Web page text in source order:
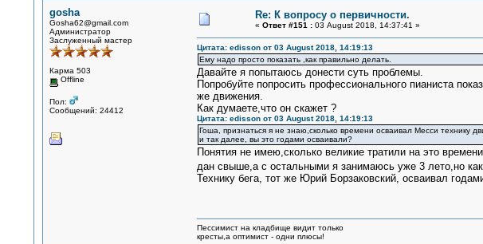
gosha
Gosha62@gmail.com
Администратор
Заслуженный мастер
Карма 503
Offline
Пол:
Сообщений: 24412
Re: К вопросу о первичности.
« Ответ #151 :03 August 2018, 14:37:41 »
Цитата: edisson от 03 August 2018, 14:19:13
Ему надо просто показать ,как правильно делать.
Давайте я попытаюсь донести суть проблемы.
Попробуйте попросить профессионального пианиста
же движения.
Как думаете,что он скажет ?
Цитата: edisson от 03 August 2018, 14:19:13
Гоша, признаться я не знаю,сколько времени осваивал Месси технику
и так далее, вы это годами осваивали?
Понятия не имею,сколько великие тратили на это
дан свыше,а с остальными я занимаюсь уже 3 лето,но
Технику бега, тот же Юрий Борзаковский, осваивал
Пессимист на кладбище видит только
кресты,а оптимист - одни плюсы!